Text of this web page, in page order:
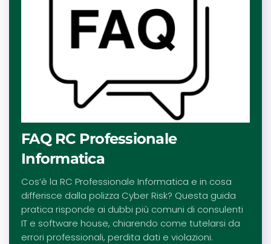
FAQ RC Professionale
Informatica
Cos’è la RC Professionale Informatica e in cosa
differisce dalla polizza Cyber Risk? Questa guida
pratica risponde ai dubbi più comuni di consulenti
IT e software house, chiarendo come tutelarsi da
errori professionali, perdita dati e violazioni.